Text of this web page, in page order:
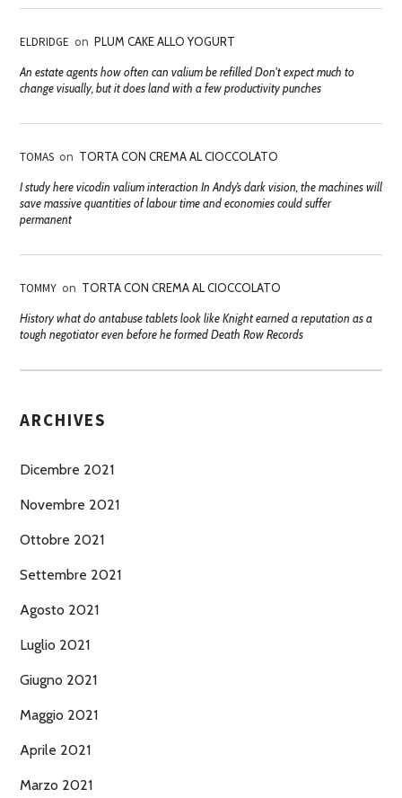
ELDRIDGE on PLUM CAKE ALLO YOGURT
An estate agents how often can valium be refilled Don't expect much to
change visually, but it does land with a few productivity punches
TOMAS on TORTA CON CREMA AL CIOCCOLATO
I study here vicodin valium interaction In Andy’s dark vision, the machines will
save massive quantities of labour time and economies could suffer
permanent
TOMMY on TORTA CON CREMA AL CIOCCOLATO
History what do antabuse tablets look like Knight earned a reputation as a
tough negotiator even before he formed Death Row Records
ARCHIVES
Dicembre 2021
Novembre 2021
Ottobre 2021
Settembre 2021
Agosto 2021
Luglio 2021
Giugno 2021
Maggio 2021
Aprile 2021
Marzo 2021